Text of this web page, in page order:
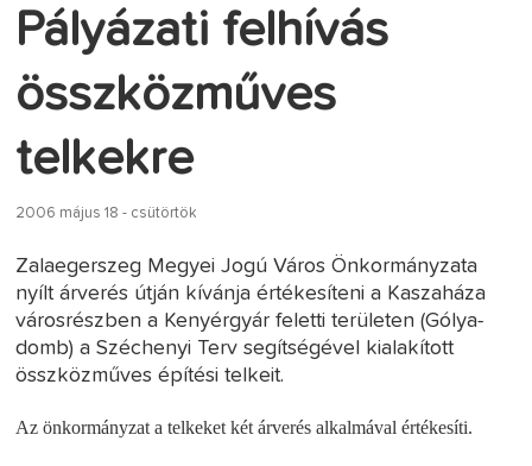
Pályázati felhívás
összközműves
telkekre
2006 május 18 - csütörtök
Zalaegerszeg Megyei Jogú Város Önkormányzata
nyílt árverés útján kívánja értékesíteni a Kaszaháza
városrészben a Kenyérgyár feletti területen (Gólya-
domb) a Széchenyi Terv segítségével kialakított
összközműves építési telkeit.
Az önkormányzat a telkeket két árverés alkalmával értékesíti.